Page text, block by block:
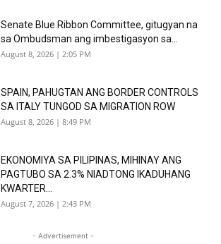
Senate Blue Ribbon Committee, gitugyan na
sa Ombudsman ang imbestigasyon sa...
August 8, 2026 | 2:05 PM
SPAIN, PAHUGTAN ANG BORDER CONTROLS
SA ITALY TUNGOD SA MIGRATION ROW
August 8, 2026 | 8:49 PM
EKONOMIYA SA PILIPINAS, MIHINAY ANG
PAGTUBO SA 2.3% NIADTONG IKADUHANG
KWARTER...
August 7, 2026 | 2:43 PM
- Advertisement -